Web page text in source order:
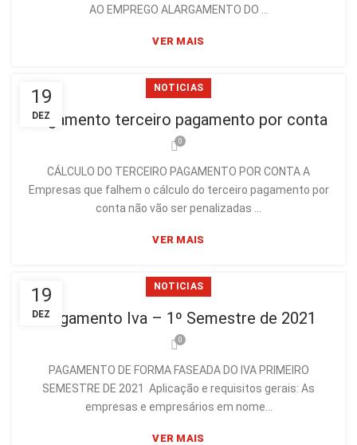
AO EMPREGO ALARGAMENTO DO ...
VER MAIS
19
DEZ
NOTICIAS
Pagamento terceiro pagamento por conta
0
CÁLCULO DO TERCEIRO PAGAMENTO POR CONTA A
Empresas que falhem o cálculo do terceiro pagamento por
conta não vão ser penalizadas ...
VER MAIS
19
DEZ
NOTICIAS
Pagamento Iva – 1º Semestre de 2021
0
PAGAMENTO DE FORMA FASEADA DO IVA PRIMEIRO
SEMESTRE DE 2021 Aplicação e requisitos gerais: As
empresas e empresários em nome...
VER MAIS